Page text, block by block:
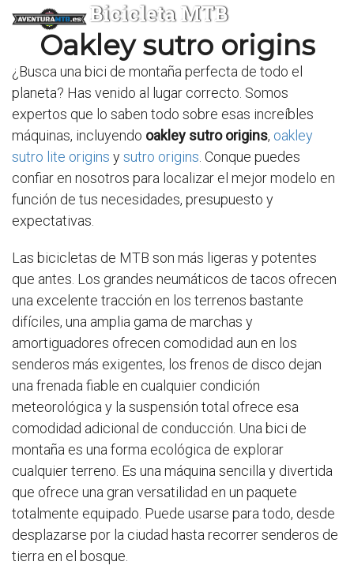
Bicicleta MTB
Oakley sutro origins
¿Busca una bici de montaña perfecta de todo el
planeta? Has venido al lugar correcto. Somos
expertos que lo saben todo sobre esas increíbles
máquinas, incluyendo oakley sutro origins, oakley
sutro lite origins ysutro origins . Conque puedes
confiar en nosotros para localizar el mejor modelo en
función de tus necesidades, presupuesto y
expectativas.
Las bicicletas de MTB son más ligeras y potentes
que antes. Los grandes neumáticos de tacos ofrecen
una excelente tracción en los terrenos bastante
difíciles, una amplia gama de marchas y
amortiguadores ofrecen comodidad aun en los
senderos más exigentes, los frenos de disco dejan
una frenada fiable en cualquier condición
meteorológica y la suspensión total ofrece esa
comodidad adicional de conducción. Una bici de
montaña es una forma ecológica de explorar
cualquier terreno. Es una máquina sencilla y divertida
que ofrece una gran versatilidad en un paquete
totalmente equipado. Puede usarse para todo, desde
desplazarse por la ciudad hasta recorrer senderos de
tierra en el bosque.